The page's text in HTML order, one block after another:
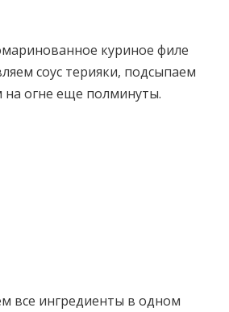
куриное филе
соус терияки, подсыпаем
огне еще полминуты.
все ингредиенты в одном